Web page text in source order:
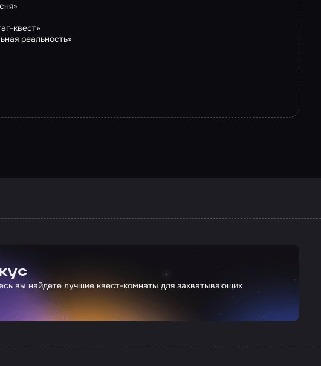
квест»
реальность»
вы найдете лучшие квест-комнаты для захватывающих